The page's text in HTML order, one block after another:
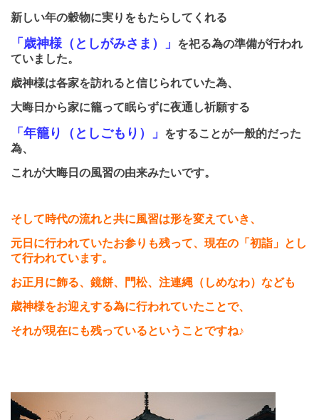
新しい年の穀物に実りをもたらしてくれる
「歳神様（としがみさま）」
を祀る為の準備が行われ
ていました。
歳神様は各家を訪れると信じられていた為、
大晦日から家に籠って眠らずに夜通し祈願する
「年籠り（としごもり）」 をすることが一般的だった
為、
これが大晦日の風習の由来みたいです。
そして時代の流れと共に風習は形を変えていき、
元日に行われていたお参りも残って、現在の「初詣」とし
て行われています。
お正月に飾る、鏡餅、門松、注連縄（しめなわ）なども
歳神様をお迎えする為に行われていたことで、
それが現在にも残っているということですね♪